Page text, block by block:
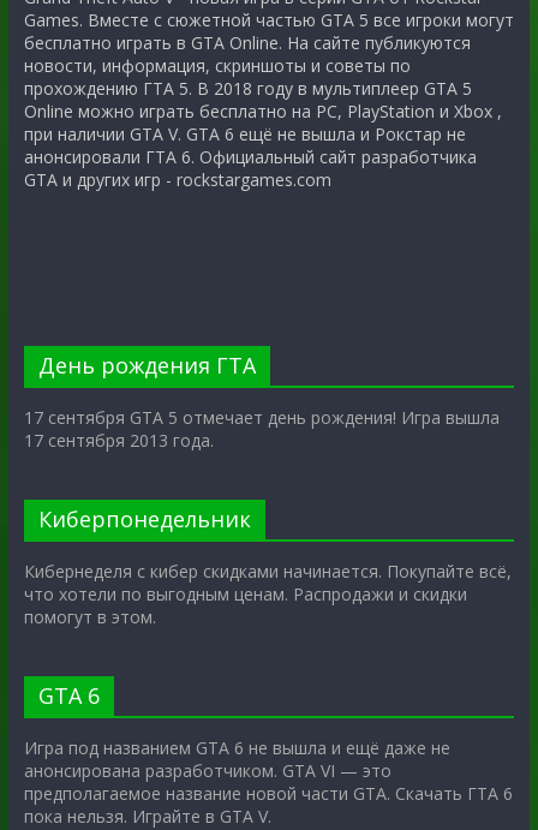
Games. Вместе с сюжетной частью GTA 5 все игроки могут
бесплатно играть в GTA Online. На сайте публикуются
новости, информация, скриншоты и советы по
прохождению ГТА 5. В 2018 году в мультиплеер GTA 5
Online можно играть бесплатно на PC, PlayStation и Xbox ,
при наличии GTA V. GTA 6 ещё не вышла и Рокстар не
анонсировали ГТА 6. Официальный сайт разработчика
GTA и других игр - rockstargames.com
День рождения ГТА
17 сентября GTA 5 отмечает день рождения! Игра вышла
17 сентября 2013 года.
Киберпонедельник
Кибернеделя с кибер скидками начинается. Покупайте всё,
что хотели по выгодным ценам. Распродажи и скидки
помогут в этом.
GTA 6
Игра под названием GTA 6 не вышла и ещё даже не
анонсирована разработчиком. GTA VI — это
предполагаемое название новой части GTA. Скачать ГТА 6
пока нельзя. Играйте в GTA V.